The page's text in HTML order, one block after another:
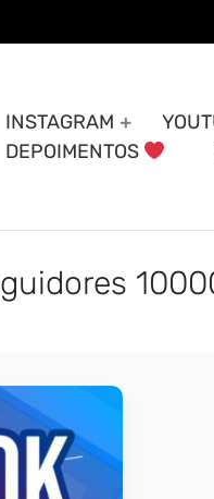
INSTAGRAM
DEPOIMENTOS